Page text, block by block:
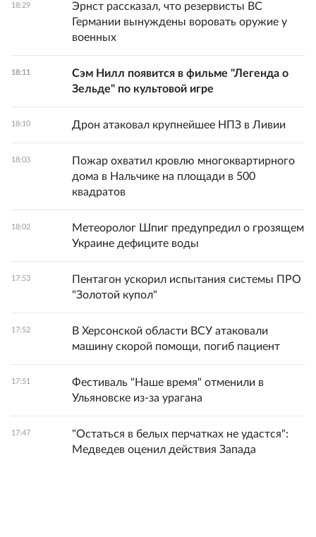
18:29
Эрнст рассказал, что резервисты ВС
Германии вынуждены воровать оружие у
военных
18:11
Сэм Нилл появится в фильме "Легенда о
Зельде" по культовой игре
18:10 Дрон атаковал крупнейшее НПЗ в Ливии
18:03
Пожар охватил кровлю многоквартирного
дома в Нальчике на площади в 500
квадратов
18:02
Метеоролог Шпиг предупредил о грозящем
Украине дефиците воды
17:53
Пентагон ускорил испытания системы ПРО
"Золотой купол"
17:52
В Херсонской области ВСУ атаковали
машину скорой помощи, погиб пациент
17:51
Фестиваль "Наше время" отменили в
Ульяновске из-за урагана
17:47
"Остаться в белых перчатках не удастся":
Медведев оценил действия Запада